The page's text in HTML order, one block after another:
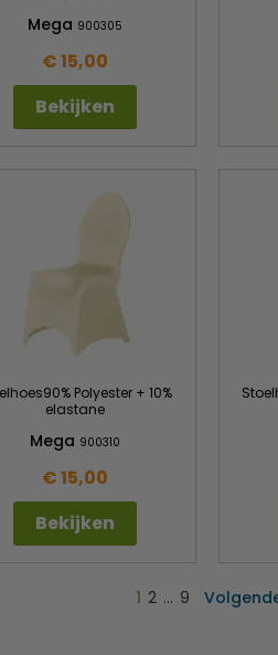
Mega 900305
€ 15,00
Bekijken
Polyester + 10%
elastane
Mega 900310
€ 15,00
Bekijken
1 2 … 9